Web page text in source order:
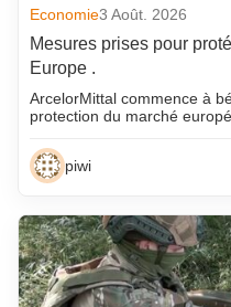
Economie3 Août. 2026
Mesures prises pour
Europe .
ArcelorMittal commence à
protection du marché
piwi